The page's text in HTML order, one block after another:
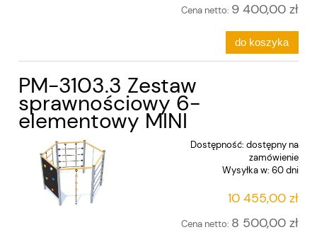
Cena netto: 9 400,00 zł
do koszyka
PM-3103.3 Zestaw
sprawnościowy 6-
elementowy MINI
Dostępność: dostępny na
zamówienie
Wysyłka w: 60 dni
10 455,00 zł
Cena netto: 8 500,00 zł